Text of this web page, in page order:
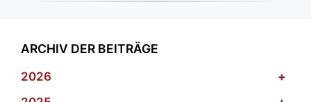
ARCHIV DER BEITRÄGE
2026
+